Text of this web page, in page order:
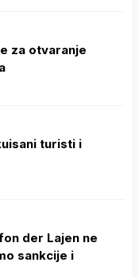
za otvaranje
turisti i
der Lajen ne
sankcije i